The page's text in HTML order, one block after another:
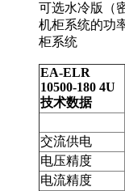
可选水冷版（
机柜系统的功
柜系统
EA-ELR
10500-180 4U
技术数据
交流供电
电压精度
电流精度